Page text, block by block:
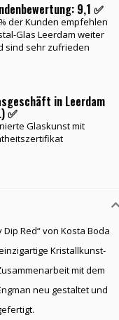
9,1 ✅
der Kunden empfehlen
Glas Leerdam weiter
sind sehr zufrieden
in Leerdam
✅
Glaskunst mit
Red“ von Kosta Boda
Kristallkunst-
mit dem
neu gestaltet und